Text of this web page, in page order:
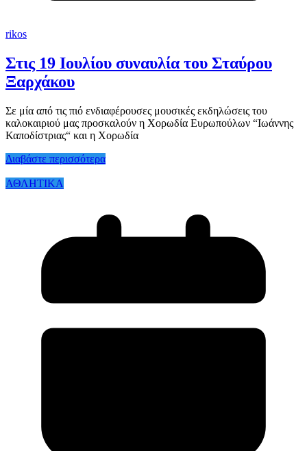
rikos
Στις 19 Ιουλίου συναυλία του Σταύρου
Ξαρχάκου
Σε μία από τις πιό ενδιαφέρουσες μουσικές εκδηλώσεις του
καλοκαιριού μας προσκαλούν η Χορωδία Ευρωπούλων “Ιωάννης
Καποδίστριας“ και η Χορωδία
Διαβάστε περισσότερα
ΑΘΛΗΤΙΚΑ